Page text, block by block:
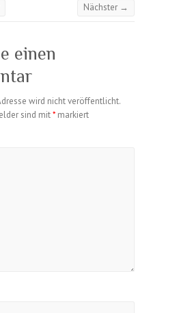
Nächster →
einen
wird nicht veröffentlicht.
sind mit* markiert